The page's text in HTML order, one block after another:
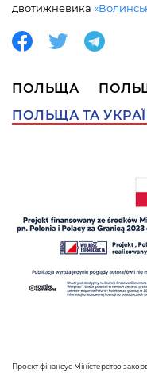
двотижневика
ПОЛЬЩА
ПОЛЬЩА ТА
Проєкт фінансує Міністерство